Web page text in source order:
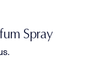
Spray